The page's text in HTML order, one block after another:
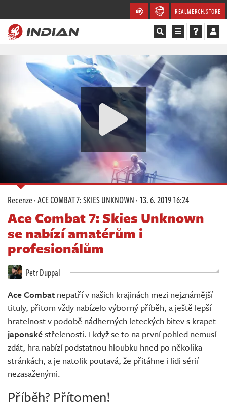
REALMERCH.STORE
Magazín
Videa
Soutěže
Databáze
Komunita
Redakce
Živě
Recenze·ACE COMBAT 7: SKIES UNKNOWN·13. 6. 2019 16:24
Ace Combat 7: Skies Unknown
se nabízí amatérům i
profesionálům
Petr Duppal
Ace Combat nepatří v našich krajinách mezi nejznámější
tituly, přitom vždy nabízelo výborný příběh, a ještě lepší
hratelnost v podobě nádherných leteckých bitev s krapet
japonskéstřelenosti. I když se to na první pohled nemusí
zdát, hra nabízí podstatnou hloubku hned po několika
stránkách, a je natolik poutavá, že přitáhne i lidi sérií
nezasaženými.
Příběh? Přítomen!